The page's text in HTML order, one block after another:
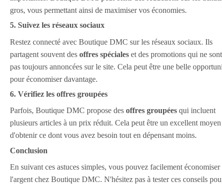
gros, vous permettant ainsi de maximiser vos économies.
5. Suivez les réseaux sociaux
Restez connecté avec Boutique DMC sur les réseaux sociaux. Ils
partagent souvent des offres spéciales et des promotions qui ne sont
pas toujours annoncées sur le site. Cela peut être une belle
pour économiser davantage.
6. Vérifiez les offres groupées
Parfois, Boutique DMC propose des offres groupées qui incluent
plusieurs articles à un prix réduit. Cela peut être un excellent moyen
d'obtenir ce dont vous avez besoin tout en dépensant moins.
Conclusion
En suivant ces astuces simples, vous pouvez facilement économiser
l'argent chez Boutique DMC. N'hésitez pas à tester ces conseils